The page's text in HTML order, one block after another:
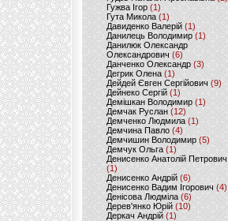
Гужва Ігор (1)
Гута Микола (1)
Давиденко Валерій (1)
Данилець Володимир(1)
Данилюк Олександр
Олександрович (6)
Данченко Олександр (3)
Дегрик Олена(1)
Дейдей Євген Сергійович(9)
Дейнеко Сергій (1)
Демішкан Володимир(1)
Демчак Руслан (12)
Демченко Людмила (1)
Демчина Павло (4)
Демчишин Володимир (5)
Демчук Ольга(1)
Денисенко Анатолій Петрович
(1)
Денисенко Андрій (6)
Денисенко Вадим Ігорович (4)
Денісова Людміла(6)
Дерев'янко Юрій(10)
Деркач Андрій(1)